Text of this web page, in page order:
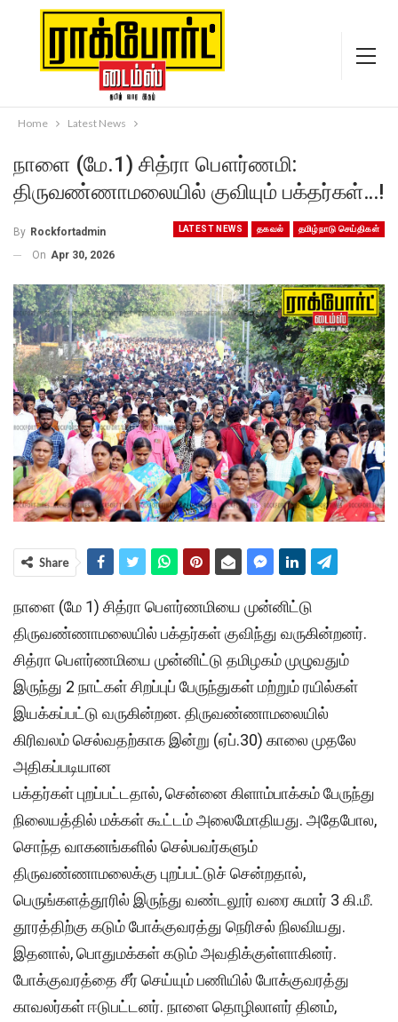
Home Latest News
நாளை (மே.1) சித்ரா பௌர்ணமி:
திருவண்ணாமலையில் குவியும் பக்தர்கள்…!
LATEST NEWS தகவல் தமிழ்நாடு செய்திகள்
By Rockfortadmin
On Apr 30, 2026
Share
நாளை (மே 1) சித்ரா பௌர்ணமியை முன்னிட்டு
திருவண்ணாமலையில் பக்தர்கள் குவிந்து வருகின்றனர்.
சித்ரா பௌர்ணமியை முன்னிட்டு தமிழகம் முழுவதும்
இருந்து 2 நாட்கள் சிறப்புப் பேருந்துகள் மற்றும் ரயில்கள்
இயக்கப்பட்டு வருகின்றன. திருவண்ணாமலையில்
கிரிவலம் செல்வதற்காக இன்று (ஏப்.30) காலை முதலே
அதிகப்படியான
பக்தர்கள் புறப்பட்டதால், சென்னை கிளாம்பாக்கம் பேருந்து
நிலையத்தில் மக்கள் கூட்டம் அலைமோதியது. அதேபோல,
சொந்த வாகனங்களில் செல்பவர்களும்
திருவண்ணாமலைக்கு புறப்பட்டுச் சென்றதால்,
பெருங்களத்தூரில் இருந்து வண்டலூர் வரை சுமார் 3 கி.மீ.
தூரத்திற்கு கடும் போக்குவரத்து நெரிசல் நிலவியது.
இதனால், பொதுமக்கள் கடும் அவதிக்குள்ளாகினர்.
போக்குவரத்தை சீர் செய்யும் பணியில் போக்குவரத்து
காவலர்கள் ஈடுபட்டனர். நாளை தொழிலாளர் தினம்,